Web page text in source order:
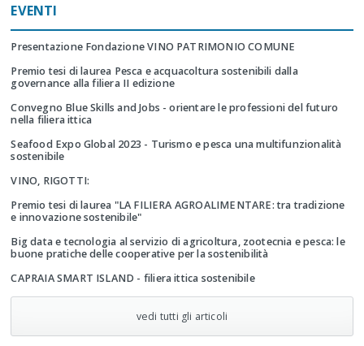
EVENTI
Presentazione Fondazione VINO PATRIMONIO COMUNE
Premio tesi di laurea Pesca e acquacoltura sostenibili dalla
governance alla filiera II edizione
Convegno Blue Skills and Jobs - orientare le professioni del futuro
nella filiera ittica
Seafood Expo Global 2023 - Turismo e pesca una multifunzionalità
sostenibile
VINO, RIGOTTI:
Premio tesi di laurea "LA FILIERA AGROALIMENTARE: tra tradizione
e innovazione sostenibile"
Big data e tecnologia al servizio di agricoltura, zootecnia e pesca: le
buone pratiche delle cooperative per la sostenibilità
CAPRAIA SMART ISLAND - filiera ittica sostenibile
vedi tutti gli articoli